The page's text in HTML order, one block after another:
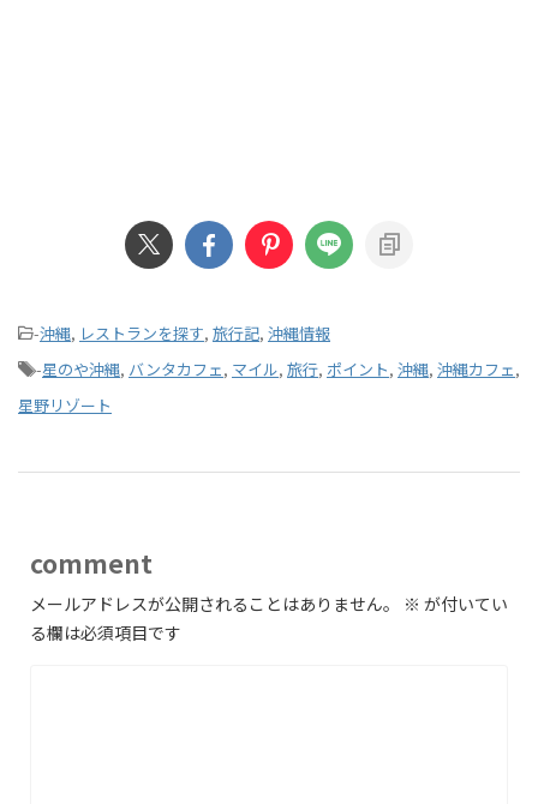
-沖縄, レストランを探す, 旅行記, 沖縄情報
-星のや沖縄, バンタカフェ, マイル, 旅行, ポイント, 沖縄, 沖縄カフェ,
星野リゾート
comment
メールアドレスが公開されることはありません。 ※ が付いてい
る欄は必須項目です